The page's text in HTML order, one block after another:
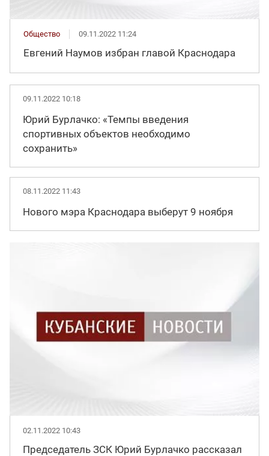
Общество 09.11.2022 11:24
Евгений Наумов избран главой Краснодара
09.11.2022 10:18
Юрий Бурлачко: «Темпы введения
спортивных объектов необходимо
сохранить»
08.11.2022 11:43
Нового мэра Краснодара выберут 9 ноября
02.11.2022 10:43
Председатель ЗСК Юрий Бурлачко рассказал